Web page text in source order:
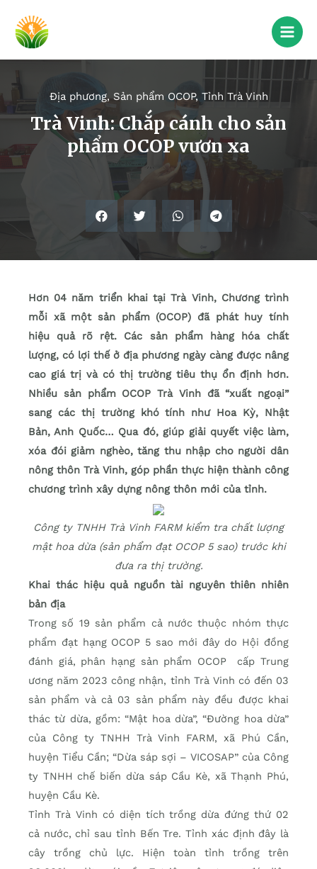
Địa phương, Sản phẩm OCOP, Tỉnh Trà Vinh
Trà Vinh: Chắp cánh cho sản
phẩm OCOP vươn xa
Hơn 04 năm triển khai tại Trà Vinh, Chương trình
mỗi xã một sản phẩm (OCOP) đã phát huy tính
hiệu quả rõ rệt. Các sản phẩm hàng hóa chất
lượng, có lợi thế ở địa phương ngày càng được nâng
cao giá trị và có thị trường tiêu thụ ổn định hơn.
Nhiều sản phẩm OCOP Trà Vinh đã “xuất ngoại”
sang các thị trường khó tính như Hoa Kỳ, Nhật
Bản, Anh Quốc… Qua đó, giúp giải quyết việc làm,
xóa đói giảm nghèo, tăng thu nhập cho người dân
nông thôn Trà Vinh, góp phần thực hiện thành công
chương trình xây dựng nông thôn mới của tỉnh.
Công ty TNHH Trà Vinh FARM kiểm tra chất lượng
mật hoa dừa (sản phẩm đạt OCOP 5 sao) trước khi
đưa ra thị trường.
Khai thác hiệu quả nguồn tài nguyên thiên nhiên
bản địa
Trong số 19 sản phẩm cả nước thuộc nhóm thực
phẩm đạt hạng OCOP 5 sao mới đây do Hội đồng
đánh giá, phân hạng sản phẩm OCOP cấp Trung
ương năm 2023 công nhận, tỉnh Trà Vinh có đến 03
sản phẩm và cả 03 sản phẩm này đều được khai
thác từ dừa, gồm: “Mật hoa dừa”, “Đường hoa dừa”
của Công ty TNHH Trà Vinh FARM, xã Phú Cần,
huyện Tiểu Cần; “Dừa sáp sợi – VICOSAP” của Công
ty TNHH chế biến dừa sáp Cầu Kè, xã Thạnh Phú,
huyện Cầu Kè.
Tỉnh Trà Vinh có diện tích trồng dừa đứng thứ 02
cả nước, chỉ sau tỉnh Bến Tre. Tỉnh xác định đây là
cây trồng chủ lực. Hiện toàn tỉnh trồng trên